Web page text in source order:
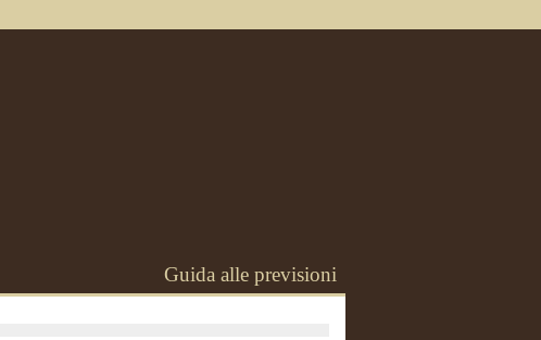
Guida alle previsioni